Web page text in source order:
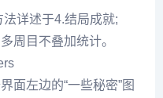
详述于4.结局成就;
周目不叠加统计。
面左边的“一些秘密”图